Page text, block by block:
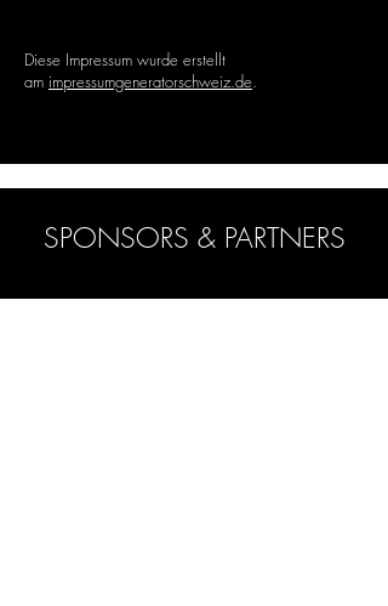
Diese Impressum wurde erstellt
am impressumgeneratorschweiz.de.
SPONSORS & PARTNERS